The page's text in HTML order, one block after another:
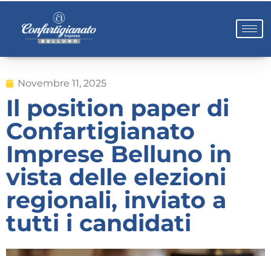
Novembre 11, 2025
Il position paper di
Confartigianato
Imprese Belluno in
vista delle elezioni
regionali, inviato a
tutti i candidati